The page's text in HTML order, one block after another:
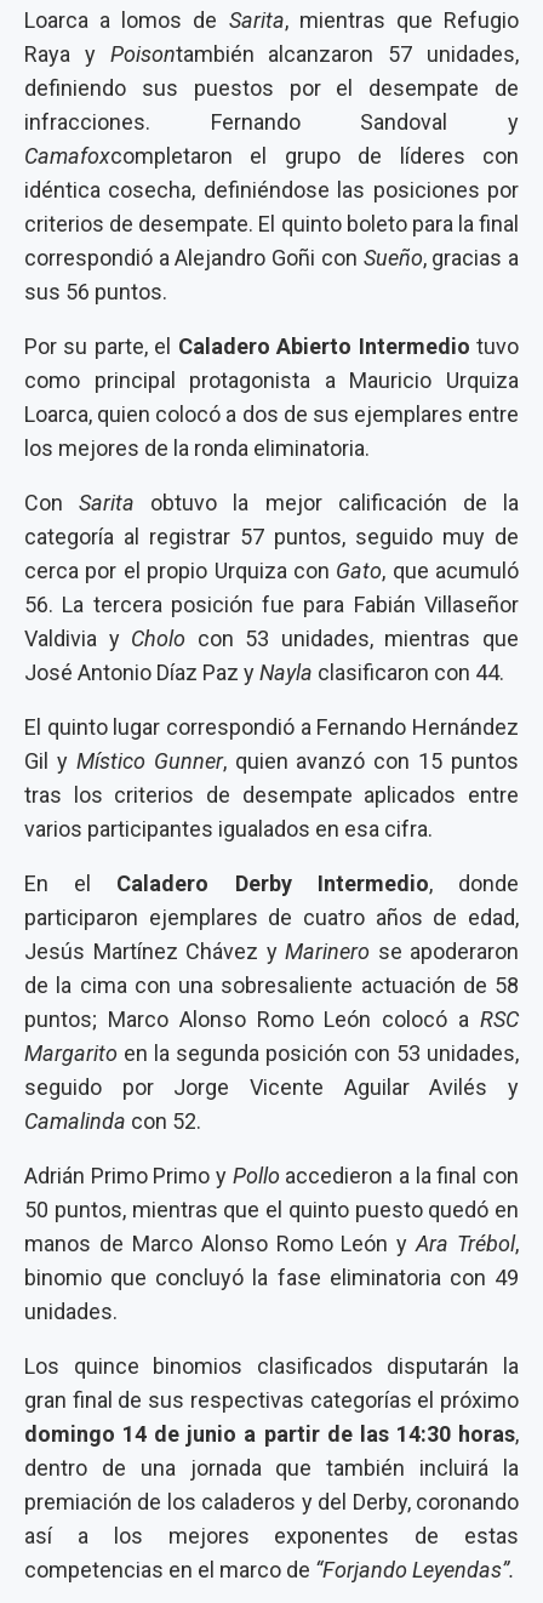
Loarca a lomos de Sarita, mientras que Refugio
Raya y Poisontambién alcanzaron 57 unidades,
definiendo sus puestos por el desempate de
infracciones. Fernando Sandoval y
Camafoxcompletaron el grupo de líderes con
idéntica cosecha, definiéndose las posiciones por
criterios de desempate. El quinto boleto para la final
correspondió a Alejandro Goñi con Sueño, gracias a
sus 56 puntos.
Por su parte, el Caladero Abierto Intermedio tuvo
como principal protagonista a Mauricio Urquiza
Loarca, quien colocó a dos de sus ejemplares entre
los mejores de la ronda eliminatoria.
ConSarita obtuvo la mejor calificación de la
categoría al registrar 57 puntos, seguido muy de
cerca por el propio Urquiza con Gato, que acumuló
56. La tercera posición fue para Fabián Villaseñor
Valdivia y Cholo con 53 unidades, mientras que
José Antonio Díaz Paz yNayla clasificaron con 44.
El quinto lugar correspondió a Fernando Hernández
Gil y Místico Gunner, quien avanzó con 15 puntos
tras los criterios de desempate aplicados entre
varios participantes igualados en esa cifra.
En el Caladero Derby Intermedio, donde
participaron ejemplares de cuatro años de edad,
Jesús Martínez Chávez y Marinero se apoderaron
de la cima con una sobresaliente actuación de 58
puntos; Marco Alonso Romo León colocó a RSC
Margarito en la segunda posición con 53 unidades,
seguido por Jorge Vicente Aguilar Avilés y
Camalinda con 52.
Adrián Primo Primo y Polloaccedieron a la final con
50 puntos, mientras que el quinto puesto quedó en
manos de Marco Alonso Romo León yAra Trébol,
binomio que concluyó la fase eliminatoria con 49
unidades.
Los quince binomios clasificados disputarán la
gran final de sus respectivas categorías el próximo
domingo 14 de junio a partir de las 14:30 horas,
dentro de una jornada que también incluirá la
premiación de los caladeros y del Derby, coronando
así a los mejores exponentes de estas
competencias en el marco de “Forjando Leyendas”.